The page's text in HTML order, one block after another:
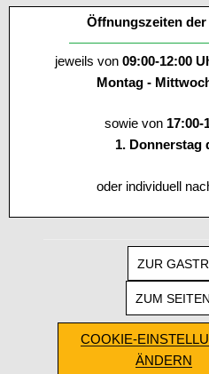
Öffnungszeiten
jeweils von 09:00-12:00
Montag -
sowie von 17:00-
1. Donnerstag
oder individuell
ZUR
ZUM
COOKIE-
ÄNDERN